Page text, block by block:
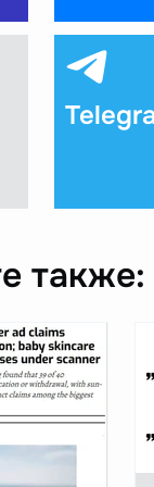
также: